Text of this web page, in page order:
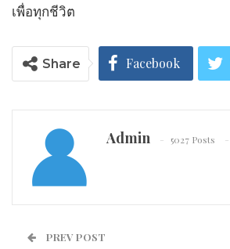
เพื่อทุกชีวิต
Share Facebook
Admin 5027 Posts
PREV POST